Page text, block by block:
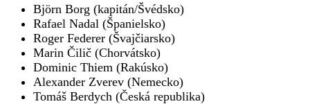
Björn Borg (kapitán/Švédsko)
Rafael Nadal (Španielsko)
Roger Federer (Švajčiarsko)
Marin Čilič (Chorvátsko)
Dominic Thiem (Rakúsko)
Alexander Zverev (Nemecko)
Tomáš Berdych (Česká republika)